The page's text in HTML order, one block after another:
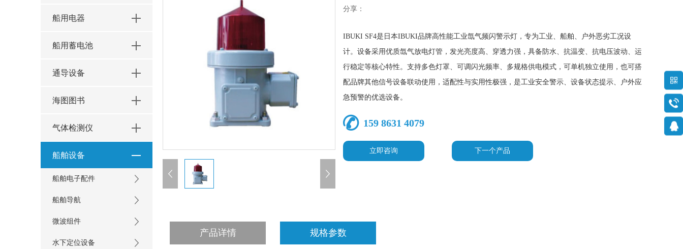
分享：
IBUKI SF4是日本IBUKI品牌高性能工业氙气频闪警示灯，专为工业、船舶、户外恶劣工况设
计。设备采用优质氙气放电灯管，发光亮度高、穿透力强，具备防水、抗温变、抗电压波动、运
行稳定等核心特性。支持多色灯罩、可调闪光频率、多规格供电模式，可单机独立使用，也可搭
配品牌其他信号设备联动使用，适配性与实用性极强，是工业安全警示、设备状态提示、户外应
急预警的优选设备。
159 8631 4079
立即咨询 下一个产品
产品详情 规格参数
船用电器
船用蓄电池
通导设备
海图图书
气体检测仪
船舶设备
船舶电子配件
船舶导航
微波组件
水下定位设备